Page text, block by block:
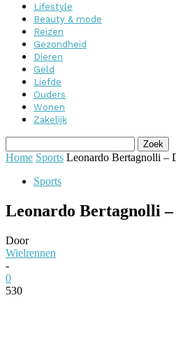
Lifestyle
Beauty & mode
Reizen
Gezondheid
Dieren
Geld
Liefde
Ouders
Wonen
Zakelijk
Home Sports Leonardo Bertagnolli –
Sports
Leonardo Bertagnolli
Door
Wielrennen
-
0
530